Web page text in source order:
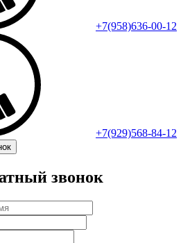
+7(958)636-00-12
+7(929)568-84-12
звонок